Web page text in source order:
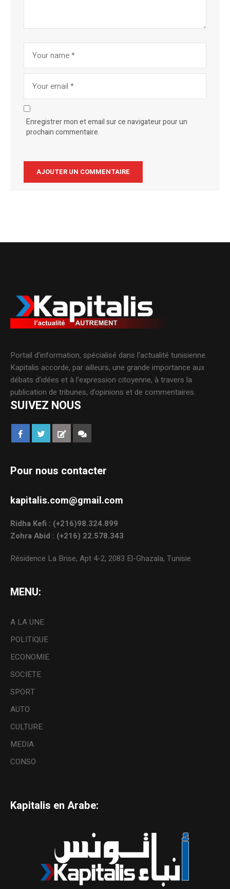
Enregistrer mon et email sur ce navigateur pour un
prochain commentaire.
Portail d’information, spécialisé dans l’actualité tunisienne.
Kapitalis accorde, par ailleurs, une grande importance aux
débats d’idées et à l’expression citoyenne, à travers la
publication de tribunes, d’opinions et de commentaires.
SUIVEZ NOUS
Pour nous contacter
kapitalis.com@gmail.com
Ridha Kefi : (+216)98.324.899
Zohra Abid : (+216) 22.578.343
Résidence La Brise, Apt 4-2, 2083 El-Ghazala, Tunisie.
MENU:
A LA UNE
POLITIQUE
ECONOMIE
SOCIETE
SPORT
AUTO
CULTURE
MEDIA
CONSO
Kapitalis en Arabe: